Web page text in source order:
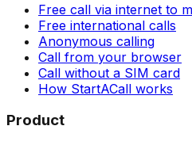
Free call via internet to
Free international calls
Anonymous calling
Call from your browser
Call without a SIM card
How StartACall works
Product